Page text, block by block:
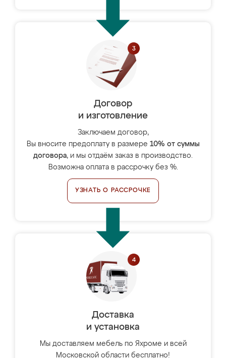
Договор
и изготовление
Заключаем договор,
Вы вносите предоплату в размере 10% от суммы
договора, и мы отдаём заказ в производство.
Возможна оплата в рассрочку без %.
УЗНАТЬ О РАССРОЧКЕ
Доставка
и установка
Мы доставляем мебель по Яхроме и всей
Московской области бесплатно!